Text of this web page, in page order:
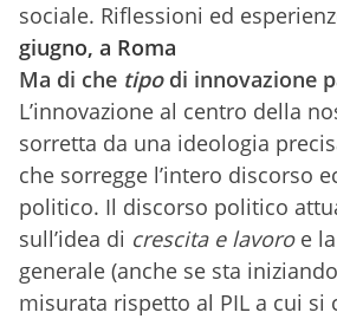
sociale. Riflessioni ed
giugno, a Roma
Ma di che tipodi innovazione
L’innovazione al centro della
sorretta da una ideologia
che sorregge l’intero discorso
politico. Il discorso politico
sull’idea di crescita e lavoroe la
generale (anche se sta
misurata rispetto al PIL a cui si